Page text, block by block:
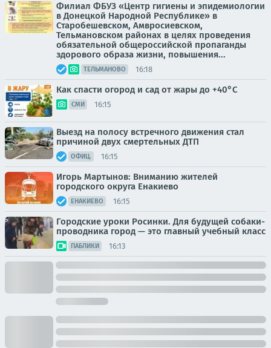
Филиал ФБУЗ «Центр гигиены и эпидемиологии
в Донецкой Народной Республике» в
Старобешевском, Амвросиевском,
Тельмановском районах в целях проведения
обязательной общероссийской пропаганды
здорового образа жизни, повышения...
ТЕЛЬМАНОВО 16:18
Как спасти огород и сад от жары до +40°C
СМИ 16:15
Выезд на полосу встречного движения стал
причиной двух смертельных ДТП
ОФИЦ. 16:15
Игорь Мартынов: Вниманию жителей
городского округа Енакиево
ЕНАКИЕВО 16:15
Городские уроки Росинки. Для будущей собаки-
проводника город — это главный учебный класс
ПАБЛИКИ 16:13